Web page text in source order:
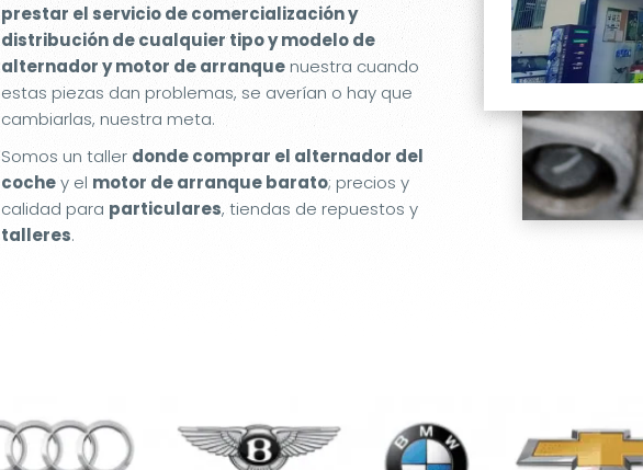
prestar el servicio de comercialización y
distribución de cualquier tipo y modelo de
alternador y motor de arranquenuestra cuando
estas piezas dan problemas, se averían o hay que
cambiarlas, nuestra meta.
Somos un taller donde comprar el alternador del
cochey el motor de arranque barato; precios y
calidad para particulares, tiendas de repuestos y
talleres.